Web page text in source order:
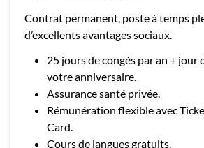
Contrat permanent, poste à temps
d’excellents avantages sociaux.
25 jours de congés par an + jour
votre anniversaire.
Assurance santé privée.
Rémunération flexible avec
Card.
Cours de langues gratuits.